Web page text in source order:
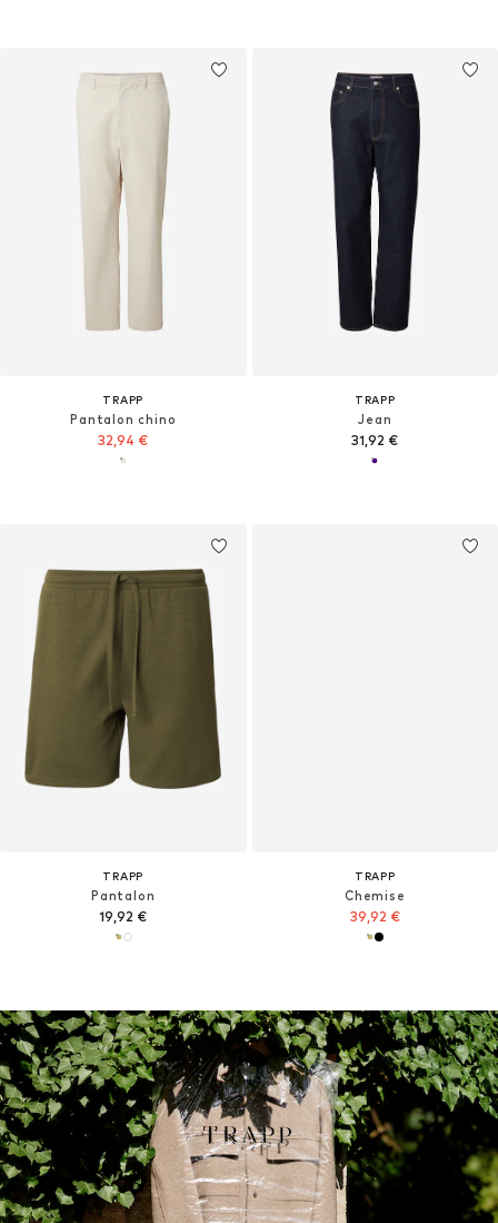
TRAPP
Pantalon chino
32,94 €
TRAPP
Jean
31,92 €
TRAPP
Pantalon
19,92 €
TRAPP
Chemise
39,92 €